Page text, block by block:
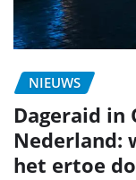
NIEUWS
Dageraid in
Nederland:
het ertoe